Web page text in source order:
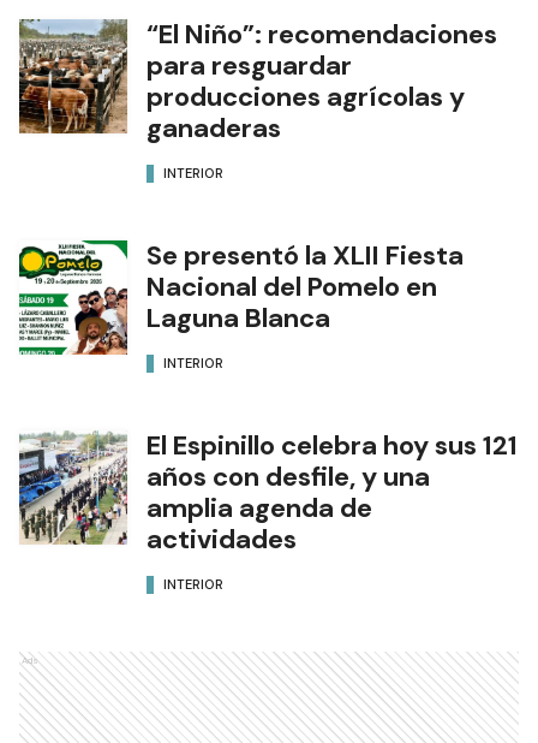
“El Niño”: recomendaciones
para resguardar
producciones agrícolas y
ganaderas
INTERIOR
Se presentó la XLII Fiesta
Nacional del Pomelo en
Laguna Blanca
INTERIOR
El Espinillo celebra hoy sus 121
años con desfile, y una
amplia agenda de
actividades
INTERIOR
Ads